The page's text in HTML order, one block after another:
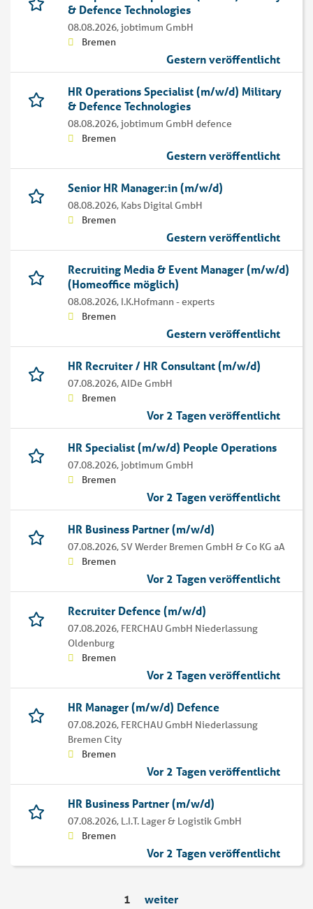
& Defence Technologies
08.08.2026,jobtimum GmbH
Bremen
Gestern veröffentlicht
HR Operations Specialist (m/w/d) Military
& Defence Technologies
08.08.2026,jobtimum GmbH defence
Bremen
Gestern veröffentlicht
Senior HR Manager:in (m/w/d)
08.08.2026, Kabs Digital GmbH
Bremen
Gestern veröffentlicht
Recruiting Media & Event Manager (m/w/d)
(Homeoffice möglich)
08.08.2026, I.K.Hofmann - experts
Bremen
Gestern veröffentlicht
HR Recruiter / HR Consultant (m/w/d)
07.08.2026,AIDe GmbH
Bremen
Vor 2 Tagen veröffentlicht
HR Specialist (m/w/d) People Operations
07.08.2026,jobtimum GmbH
Bremen
Vor 2 Tagen veröffentlicht
HR Business Partner (m/w/d)
07.08.2026,SV Werder Bremen GmbH & Co KG aA
Bremen
Vor 2 Tagen veröffentlicht
Recruiter Defence (m/w/d)
07.08.2026, FERCHAU GmbH Niederlassung
Oldenburg
Bremen
Vor 2 Tagen veröffentlicht
HR Manager (m/w/d) Defence
07.08.2026, FERCHAU GmbH Niederlassung
Bremen City
Bremen
Vor 2 Tagen veröffentlicht
HR Business Partner (m/w/d)
07.08.2026, L.I.T. Lager & Logistik GmbH
Bremen
Vor 2 Tagen veröffentlicht
1 weiter